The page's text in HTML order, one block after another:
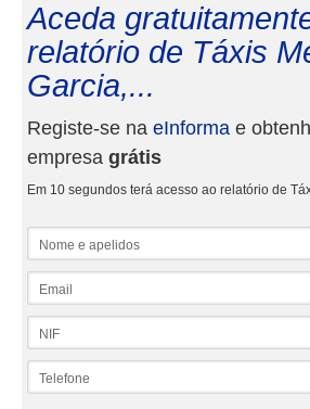
Aceda
relatório de Táxis
Garcia,...
Registe-se na eInforma e
empresa grátis
Em 10 segundos terá acesso ao relatório de